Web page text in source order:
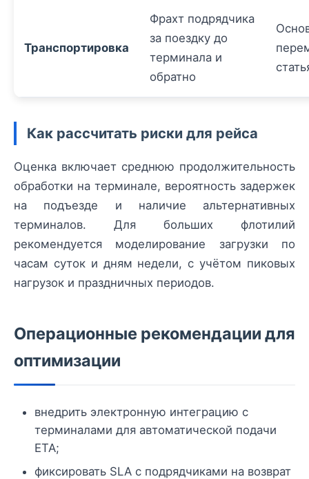
Транспортировка
Фрахт подрядчика
за поездку до
терминала и
обратно
Как рассчитать риски для рейса
Оценка включает среднюю продолжительность
обработки на терминале, вероятность задержек
на подъезде и наличие альтернативных
терминалов. Для больших флотилий
рекомендуется моделирование загрузки по
часам суток и дням недели, с учётом пиковых
нагрузок и праздничных периодов.
Операционные рекомендации для
оптимизации
внедрить электронную интеграцию с
терминалами для автоматической подачи
ETA;
фиксировать SLA с подрядчиками на возврат